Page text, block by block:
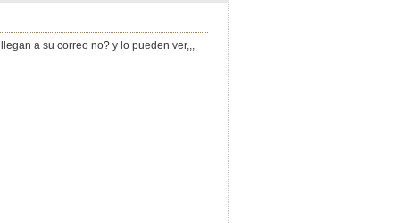
a su correo no? y lo pueden ver,,,